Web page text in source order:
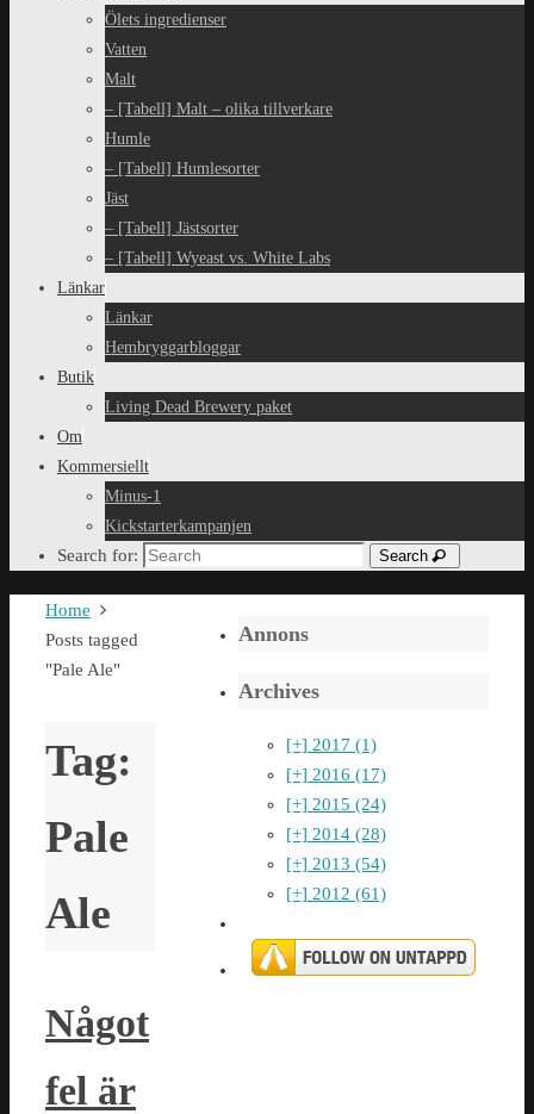
Ölets ingredienser
Vatten
Malt
– [Tabell] Malt – olika tillverkare
Humle
– [Tabell] Humlesorter
Jäst
– [Tabell] Jästsorter
– [Tabell] Wyeast vs. White Labs
Länkar
Länkar
Hembryggarbloggar
Butik
Living Dead Brewery paket
Om
Kommersiellt
Minus-1
Kickstarterkampanjen
Search for: Search
Home
Posts tagged
"Pale Ale"
Tag:
Pale
Ale
Något
fel är
Annons
Archives
[+] 2017 (1)
[+] 2016 (17)
[+] 2015 (24)
[+] 2014 (28)
[+] 2013 (54)
[+] 2012 (61)